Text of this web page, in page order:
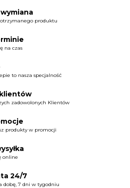
produktu
na czas
to nasza specjalność
zadowolonych Klientów
produkty w promocji
online
24/7
dobę, 7 dni w tygodniu